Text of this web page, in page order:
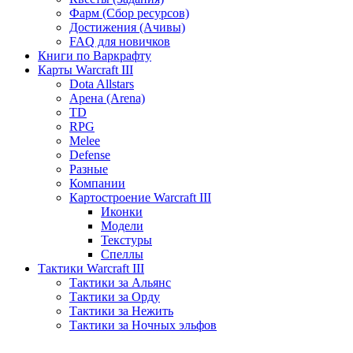
Фарм (Сбор ресурсов)
Достижения (Ачивы)
FAQ для новичков
Книги по Варкрафту
Карты Warcraft III
Dota Allstars
Арена (Arena)
TD
RPG
Melee
Defense
Разные
Компании
Картостроение Warcraft III
Иконки
Модели
Текстуры
Спеллы
Тактики Warcraft III
Тактики за Альянс
Тактики за Орду
Тактики за Нежить
Тактики за Ночных эльфов